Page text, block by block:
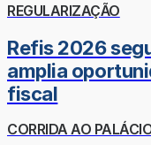
REGULARIZAÇÃO
Refis 2026
amplia
fiscal
CORRIDA AO